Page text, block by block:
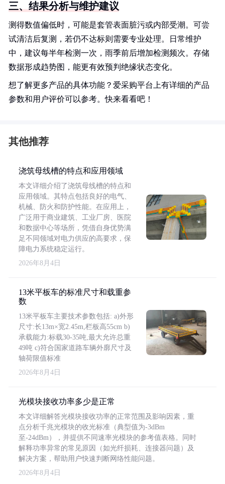
三、结果分析与维护建议
测得数值偏低时，可能是套管表面脏污或内部受潮。可尝
试清洁后复测，若仍不达标则需要专业处理。日常维护
中，建议每半年检测一次，雨季前后增加检测频次。存储
数据形成趋势图，能更有效预判绝缘状态变化。
想了解更多产品的具体功能？爱采购平台上有详细的产品
参数和用户评价可以参考。快来看看吧！
其他推荐
浇筑母线槽的特点和应用领域
本文详细介绍了浇筑母线槽的特点和
应用领域。其特点包括良好的电气、
机械、防火和防护性能。在应用上，
广泛用于商业建筑、工业厂房、医院
和数据中心等场所，凭借自身优势满
足不同领域对电力供应的高要求，保
障电力系统稳定运行。
2026年8月4日
13米平板车的标准尺寸和载重参
数
13米平板车主要技术参数包括: a)外形
尺寸:长13m×宽2.45m,栏板高55cm b)
承载能力:标载30-35吨,最大允许总重
49吨 c)符合国家道路车辆外廓尺寸及
轴荷限值标准
2026年8月4日
光模块接收功率多少是正常
本文详细解答光模块接收功率的正常范围及影响因素，重
点分析千兆光模块的收光标准（典型值为-3dBm
至-24dBm），并提供不同速率光模块的参考值表格。同时
解释功率异常的常见原因（如光纤损耗、连接器问题）及
解决方案，帮助用户快速判断网络性能问题。
2026年8月4日